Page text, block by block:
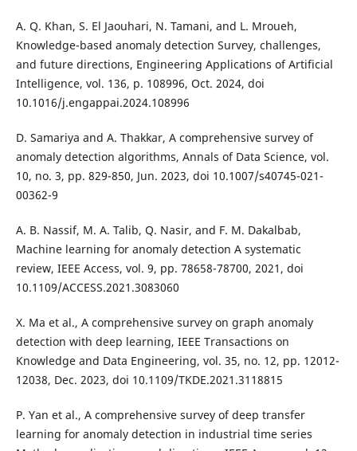
A. Q. Khan, S. El Jaouhari, N. Tamani, and L. Mroueh,
Knowledge-based anomaly detection Survey, challenges,
and future directions, Engineering Applications of Artificial
Intelligence, vol. 136, p. 108996, Oct. 2024, doi
10.1016/j.engappai.2024.108996
D. Samariya and A. Thakkar, A comprehensive survey of
anomaly detection algorithms, Annals of Data Science, vol.
10, no. 3, pp. 829-850, Jun. 2023, doi 10.1007/s40745-021-
00362-9
A. B. Nassif, M. A. Talib, Q. Nasir, and F. M. Dakalbab,
Machine learning for anomaly detection A systematic
review, IEEE Access, vol. 9, pp. 78658-78700, 2021, doi
10.1109/ACCESS.2021.3083060
X. Ma et al., A comprehensive survey on graph anomaly
detection with deep learning, IEEE Transactions on
Knowledge and Data Engineering, vol. 35, no. 12, pp. 12012-
12038, Dec. 2023, doi 10.1109/TKDE.2021.3118815
P. Yan et al., A comprehensive survey of deep transfer
learning for anomaly detection in industrial time series